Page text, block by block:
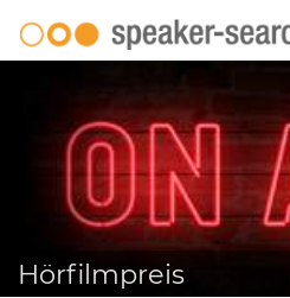
Hörfilmpreis